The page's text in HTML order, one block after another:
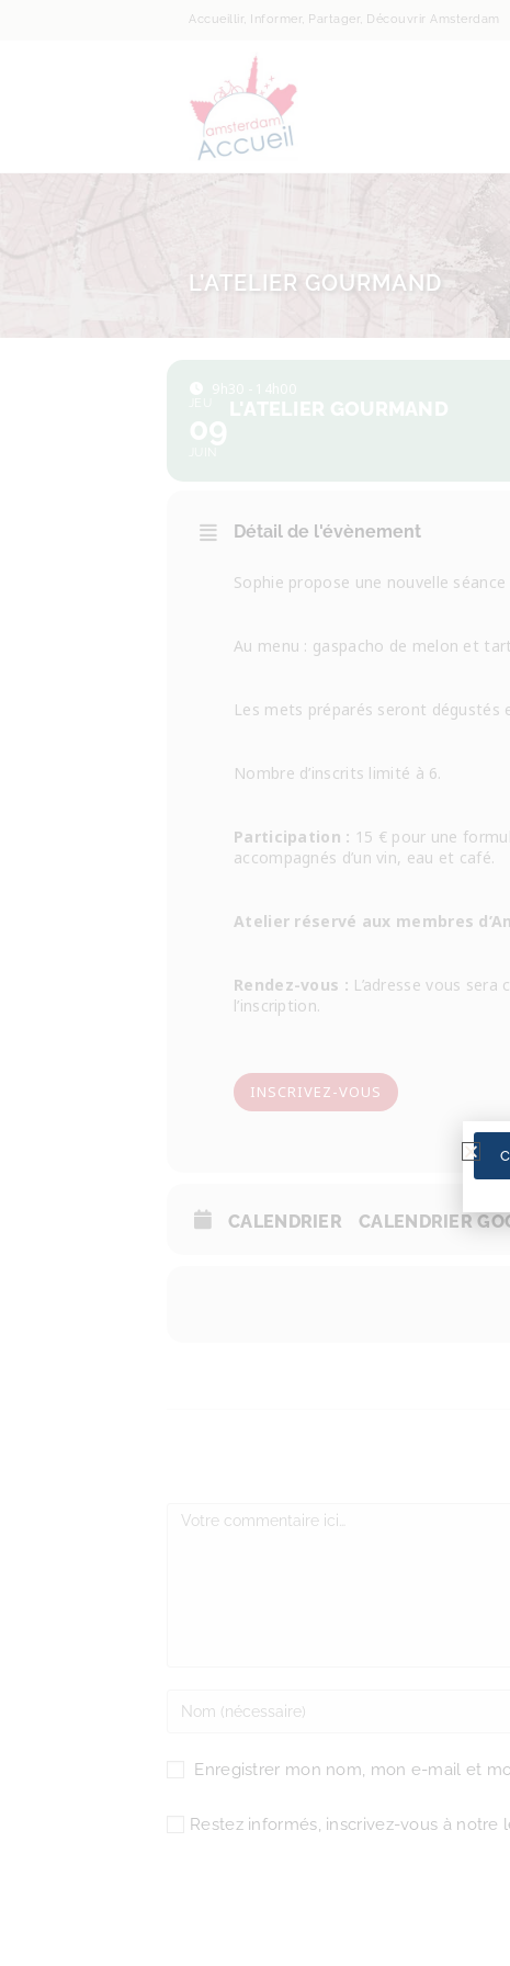
Accueillir, Informer, Partager, Découvrir Amsterdam
L’ATELIER GOURMAND
Détail de l'évènement
Sophie propose une nouvelle séance
Au menu : gaspacho de melon et
Les mets préparés seront dégustés
Nombre d’inscrits limité à 6.
Participation : 15 € pour une
accompagnés d’un vin, eau et café.
Atelier réservé aux membres
Rendez-vous : L’adresse vous
l’inscription.
INSCRIVEZ-VOUS
CALENDRIER CALENDRIER
Enregistrer mon nom, mon e-mail et
Restez informés, inscrivez-vous à notre